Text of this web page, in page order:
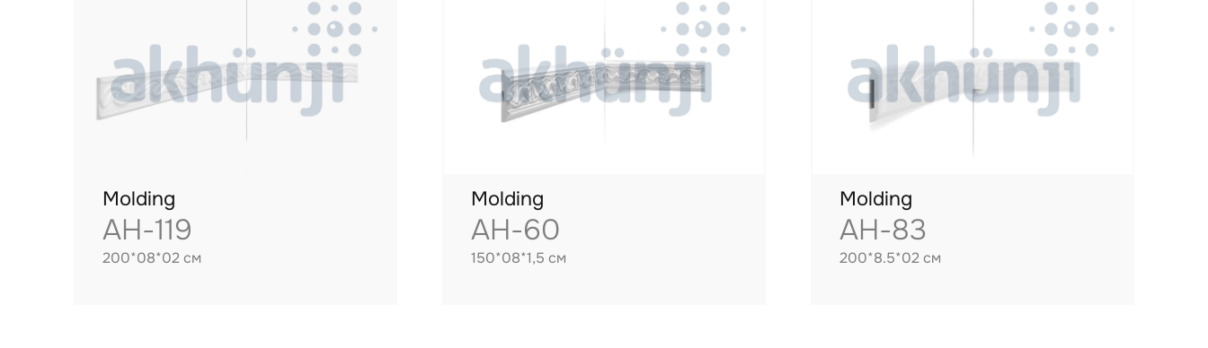
Molding
AH-119
200*08*02 см
Molding
AH-60
150*08*1,5 см
Molding
AH-83
200*8.5*02 см